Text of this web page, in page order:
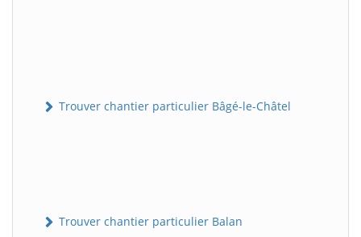
Trouver chantier particulier Bâgé-le-Châtel
Trouver chantier particulier Balan